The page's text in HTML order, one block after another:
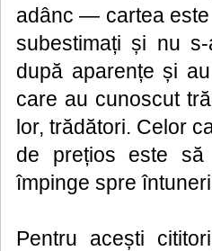
adânc — cartea
subestimați și nu
după aparențe și
care au cunoscut
lor, trădători. Celor
de prețios este
împinge spre
Pentru acești